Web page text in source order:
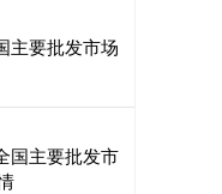
主要批发市场
国主要批发市